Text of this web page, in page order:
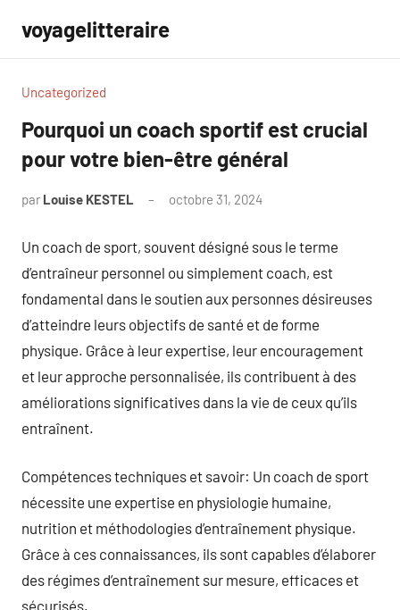
contenu
voyagelitteraire
Uncategorized
Pourquoi un coach sportif est crucial
pour votre bien-être général
par Louise KESTEL octobre 31, 2024
Un coach de sport, souvent désigné sous le terme
d’entraîneur personnel ou simplement coach, est
fondamental dans le soutien aux personnes désireuses
d’atteindre leurs objectifs de santé et de forme
physique. Grâce à leur expertise, leur encouragement
et leur approche personnalisée, ils contribuent à des
améliorations significatives dans la vie de ceux qu’ils
entraînent.
Compétences techniques et savoir: Un coach de sport
nécessite une expertise en physiologie humaine,
nutrition et méthodologies d’entraînement physique.
Grâce à ces connaissances, ils sont capables d’élaborer
des régimes d’entraînement sur mesure, efficaces et
sécurisés.